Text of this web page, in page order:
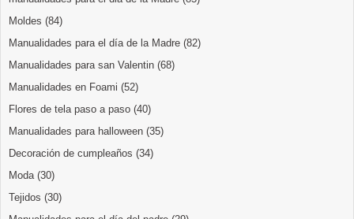
Moldes (84)
Manualidades para el día de la Madre (82)
Manualidades para san Valentin (68)
Manualidades en Foami (52)
Flores de tela paso a paso (40)
Manualidades para halloween (35)
Decoración de cumpleaños (34)
Moda (30)
Tejidos (30)